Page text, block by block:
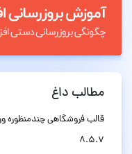
مطالب داغ
8.5.7